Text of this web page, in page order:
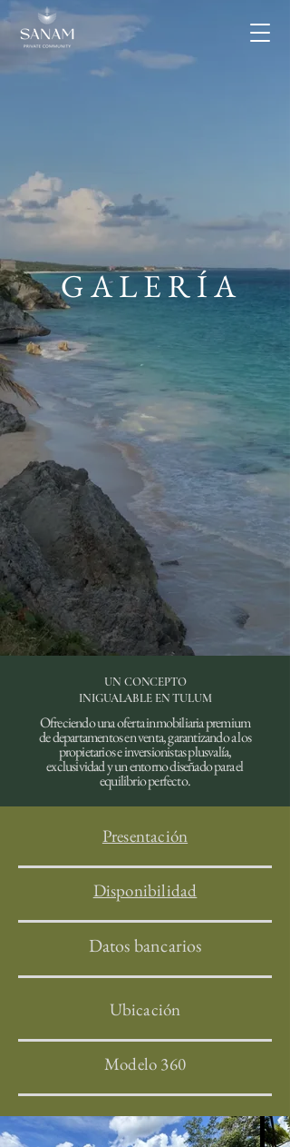
GALERÍA
Tu nuevo hogar está aquí
UN CONCEPTO
INIGUALABLE EN TULUM
Ofreciendo una oferta inmobiliaria premium
de departamentos en venta, garantizando a los
propietarios e inversionistas plusvalía,
exclusividad y un entorno diseñado para el
equilibrio perfecto.
Presentación
Disponibilidad
Datos bancarios
Ubicación
Modelo 360